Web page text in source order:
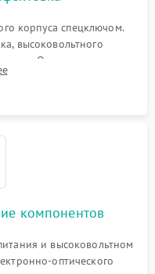
корпуса спецключом.
высоковольтного
Осмотр контактов
уплотнительных
компонентов
и высоковольтном
оптического